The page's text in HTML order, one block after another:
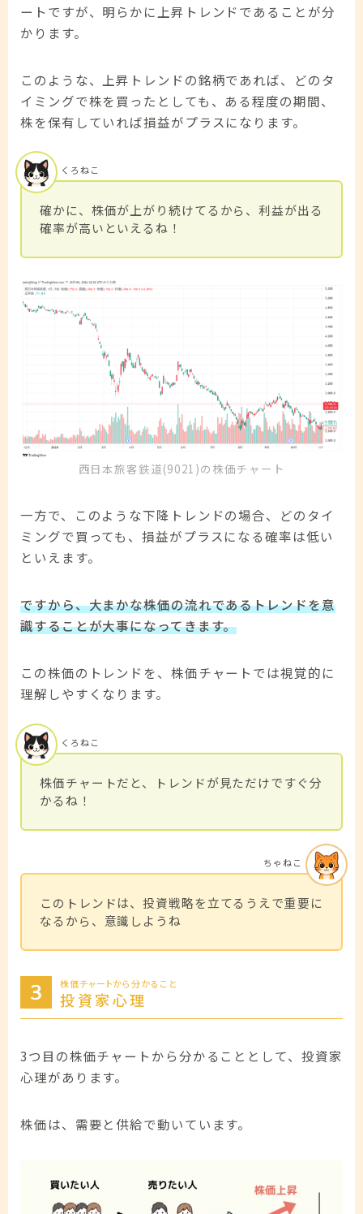
ートですが、明らかに上昇トレンドであることが分
かります。
このような、上昇トレンドの銘柄であれば、どのタ
イミングで株を買ったとしても、ある程度の期間、
株を保有していれば損益がプラスになります。
確かに、株価が上がり続けてるから、利益が出る
確率が高いといえるね！
くろねこ
西日本旅客鉄道(9021)の株価チャート
一方で、このような下降トレンドの場合、どのタイ
ミングで買っても、損益がプラスになる確率は低い
といえます。
ですから、大まかな株価の流れであるトレンドを意
識することが大事になってきます。
この株価のトレンドを、株価チャートでは視覚的に
理解しやすくなります。
株価チャートだと、トレンドが見ただけですぐ分
かるね！
くろねこ
このトレンドは、投資戦略を立てるうえで重要に
なるから、意識しようね
ちゃねこ
株価チャートから分かること
投資家心理
3つ目の株価チャートから分かることとして、投資家
心理があります。
株価は、需要と供給で動いています。